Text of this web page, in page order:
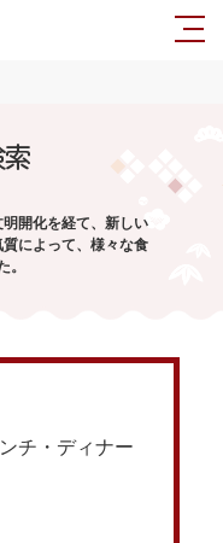
開化を経て、新しい
によって、様々な食
。
チ・ディナー